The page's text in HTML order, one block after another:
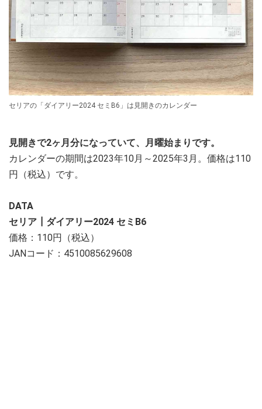
セリアの「ダイアリー2024 セミB6」は見開きのカレンダー
見開きで2ヶ月分になっていて、月曜始まりです。
カレンダーの期間は2023年10月～2025年3月。価格は110
円（税込）です。
DATA
セリア┃ダイアリー2024 セミB6
価格：110円（税込）
JANコード：4510085629608